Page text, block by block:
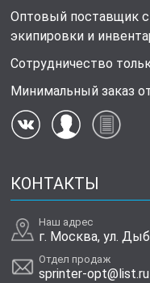
Оптовый поставщик
экипировки и
Сотрудничество
Минимальный заказ
КОНТАКТЫ
Наш адрес
г. Москва, ул.
Отдел продаж
sprinter-opt@list.ru